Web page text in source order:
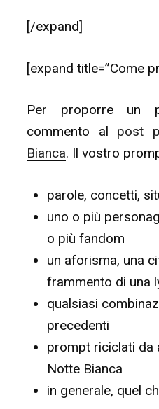
[/expand]
[expand title=”Come
Per proporre un
commento al post
Bianca. Il vostro
parole, concetti,
uno o più
o più fandom
un aforisma, una
frammento di una
qualsiasi
precedenti
prompt riciclati da
Notte Bianca
in generale, quel